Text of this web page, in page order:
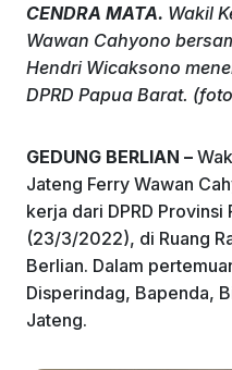
c
e
b
o
k
k
e
dI
at
s
A
p
CENDRA MATA. Wakil
Wawan Cahyono
Hendri Wicaksono
DPRD Papua Barat.
GEDUNG BERLIAN –
Jateng Ferry Wawan
kerja dari DPRD Provinsi
(23/3/2022), di Ruang
Berlian. Dalam
Disperindag, Bapenda,
Jateng.